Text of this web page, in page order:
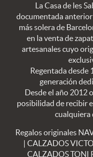
La Casa de les
documentada anterior
más solera de
en la venta de
artesanales cuyo
Regentada desde
generación
Desde el año 2012
posibilidad de recibir
cualquiera
Regalos originales
| CALZADOS
CALZADOS TONI